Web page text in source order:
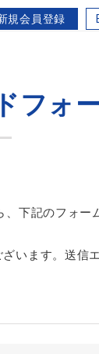
規会員登録
イト
フォ
下記のフォ
います。送信